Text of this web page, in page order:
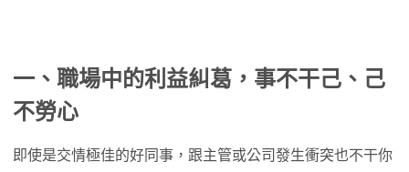
一、職場中的利益糾葛，事不干己、己
不勞心
即使是交情極佳的好同事，跟主管或公司發生衝突也不干你